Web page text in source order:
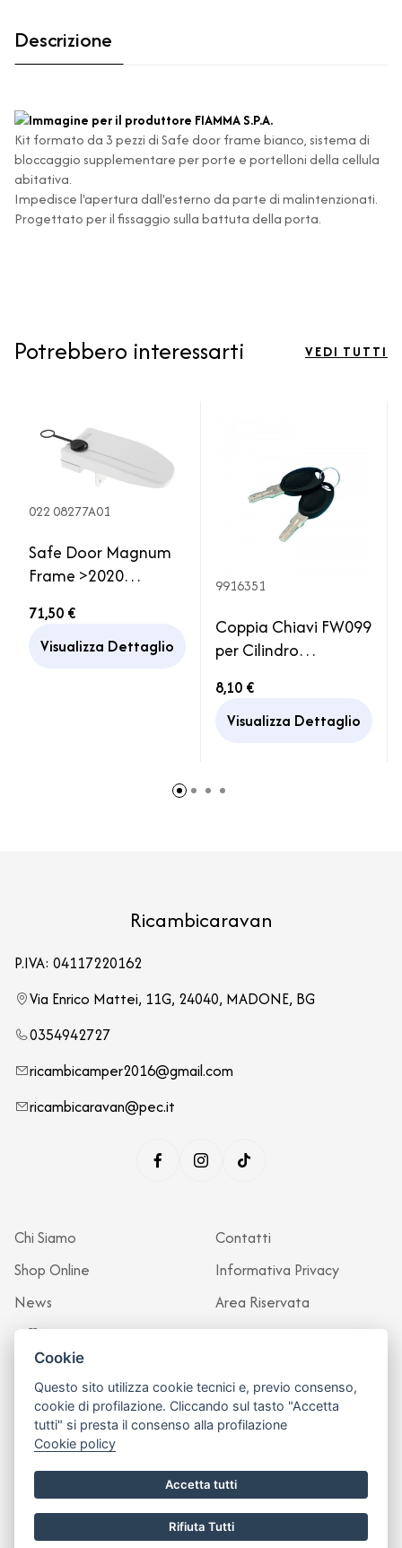
Descrizione
Kit formato da 3 pezzi di Safe door frame bianco, sistema di
bloccaggio supplementare per porte e portelloni della cellula
abitativa.
Impedisce l'apertura dall'esterno da parte di malintenzionati.
Progettato per il fissaggio sulla battuta della porta.
Potrebbero interessarti VEDI TUTTI
022 08277A01
Safe Door Magnum
Frame >2020
Chiusura Sicurezza
Camper Porta
71,50 €
Visualizza Dettaglio
9916351
Coppia Chiavi FW099
per Cilindro
Cellula Camper
8,10 €
Visualizza Dettaglio
Ricambicaravan
P.IVA: 04117220162
Via Enrico Mattei, 11G, 24040, MADONE, BG
0354942727
ricambicamper2016@gmail.com
ricambicaravan@pec.it
Chi Siamo
Shop Online
News
Officina
Contatti
Informativa Privacy
Area Riservata
Sito realizzato daLeonardo Web
Cookie
Questo sito utilizza cookie tecnici e, previo consenso,
cookie di profilazione. Cliccando sul tasto "Accetta
tutti" si presta il consenso alla profilazione
Cookie policy
Accetta tutti
Rifiuta Tutti